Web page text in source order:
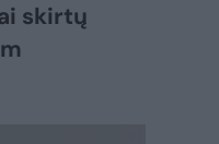
skirtų